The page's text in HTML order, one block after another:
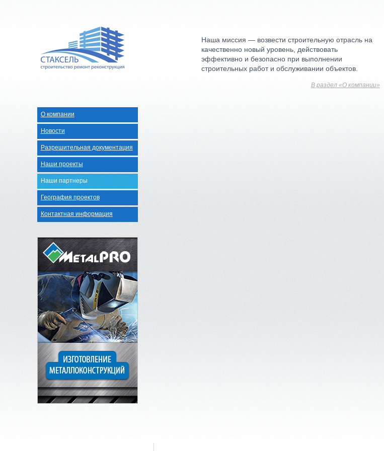
Наша миссия — возвести строительную отрасль на
качественно новый уровень, действовать
эффективно и безопасно при выполнении
строительных работ и обслуживании объектов.
В раздел «О компании»
О компании
Новости
Разрешительная документация
Наши проекты
Наши партнеры
География проектов
Контактная информация